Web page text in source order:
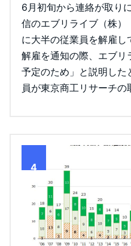
6月初旬から連絡が取り
信のエブリライブ（株）
に大半の従業員を解雇
解雇を通知の際、エブ
予定のため」と説明した
員が東京商工リサーチの
4